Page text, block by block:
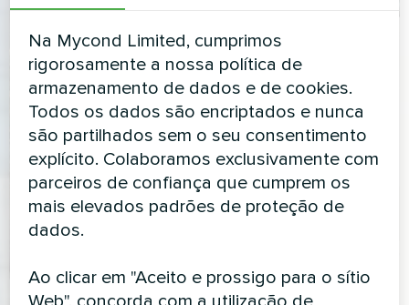
Na Mycond Limited, cumprimos
rigorosamente a nossa política de
armazenamento de dados e de cookies.
Todos os dados são encriptados e nunca
são partilhados sem o seu consentimento
explícito. Colaboramos exclusivamente com
parceiros de confiança que cumprem os
mais elevados padrões de proteção de
dados.
Ao clicar em "Aceito e prossigo para o sítio